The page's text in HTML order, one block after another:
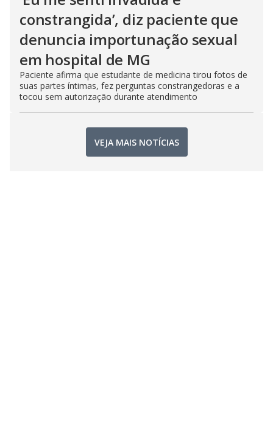
constrangida’, diz paciente que
denuncia importunação sexual
em hospital de MG
Paciente afirma que estudante de medicina tirou fotos de
suas partes íntimas, fez perguntas constrangedoras e a
tocou sem autorização durante atendimento
VEJA MAIS NOTÍCIAS